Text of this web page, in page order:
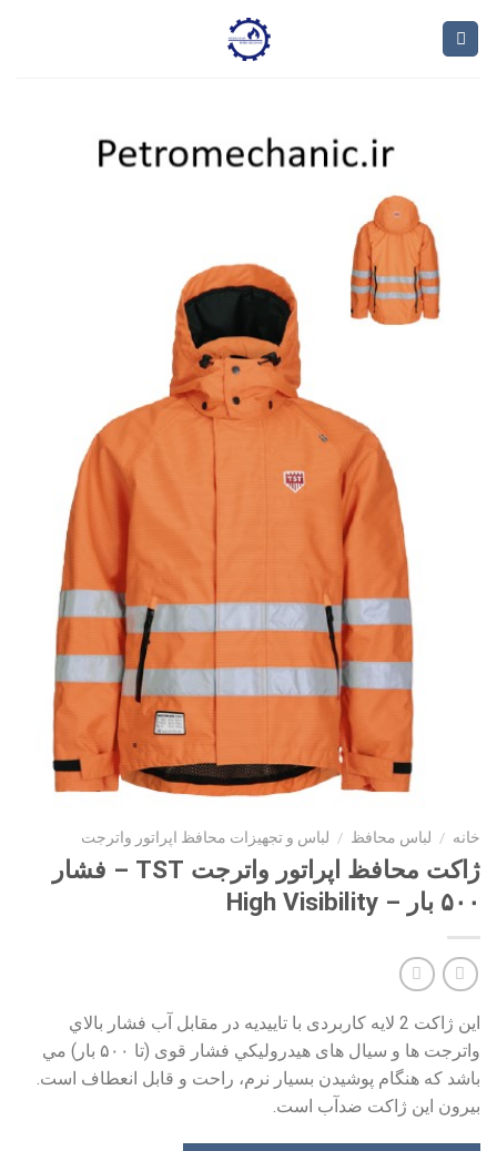
خانه / لباس محافظ / لباس و تجهیزات محافظ اپراتور واترجت
ژاکت محافظ اپراتور واترجت TST – فشار
۵۰۰ بار – High Visibility
اين ژاكت 2 لايه كاربردی با تاييديه در مقابل آب فشار بالاي
واترجت ها و سيال های هيدروليكي فشار قوی (تا ۵۰۰ بار) مي
باشد كه هنگام پوشيدن بسيار نرم، راحت و قابل انعطاف است.
بيرون اين ژاكت ضدآب است.